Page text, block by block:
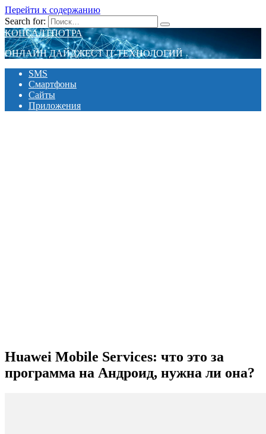
Перейти к содержанию
Search for:
КОНСАЛТПОТРА
ОНЛАЙН ДАЙДЖЕСТ IT-ТЕХНОЛОГИЙ
SMS
Смартфоны
Сайты
Приложения
Huawei Mobile Services: что это за
программа на Андроид, нужна ли она?